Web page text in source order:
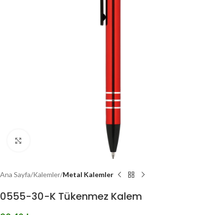
Ana Sayfa Kalemler Metal Kalemler
0555-30-K Tükenmez Kalem